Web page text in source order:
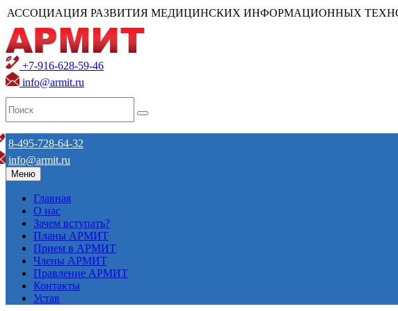
АССОЦИАЦИЯ РАЗВИТИЯ МЕДИЦИНСКИХ ИНФОРМАЦИОННЫХ
+7-916-628-59-46
info@armit.ru
8-495-728-64-32
info@armit.ru
Меню
Главная
О нас
Зачем вступать?
Планы АРМИТ
Прием в АРМИТ
Члены АРМИТ
Правление АРМИТ
Контакты
Устав